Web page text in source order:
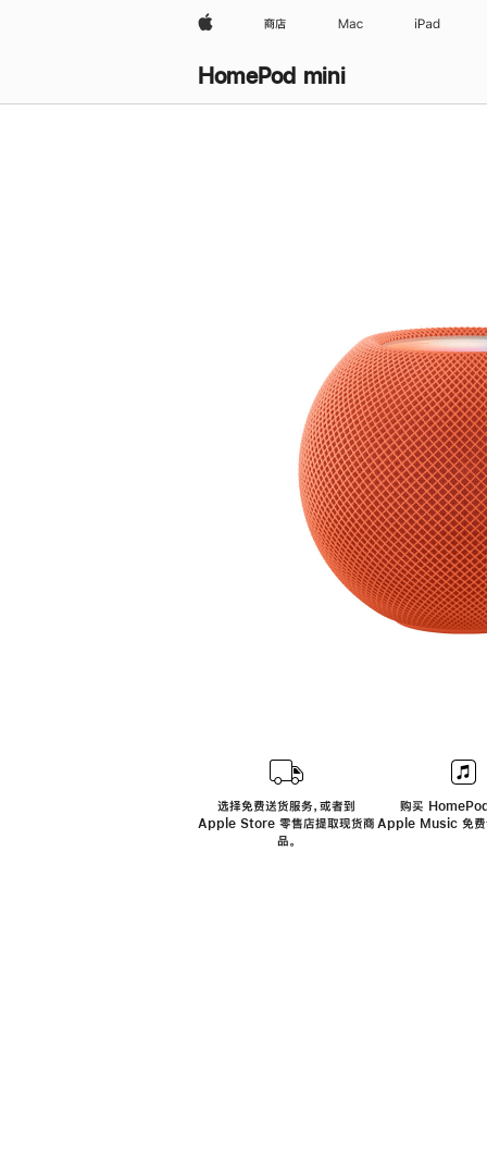
Apple 商店 Mac iPad
HomePod mini
选择免费送货服务，或者到
Apple Store 零售店提取现货商
品。
购买
Apple Music 免费